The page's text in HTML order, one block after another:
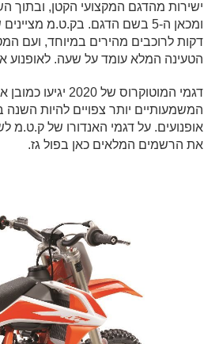
דקות לרוכבים מהירים במיוחד, ועם
הטעינה המלא עומד על שעה. לאופנוע
דגמי המוטוקרוס
המשמעותיים יותר צפויים להיות
את הרשמים המלאים כאן בפול גז.